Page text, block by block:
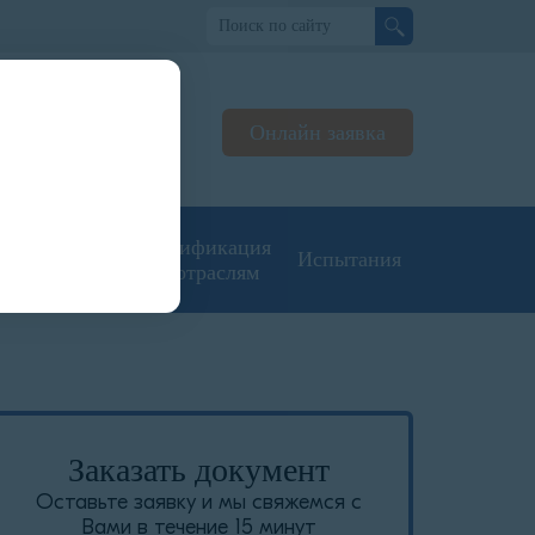
Онлайн заявка
Сертификация
по отраслям
Испытания
Заказать документ
Оставьте заявку и мы свяжемся с
Вами в течение 15 минут